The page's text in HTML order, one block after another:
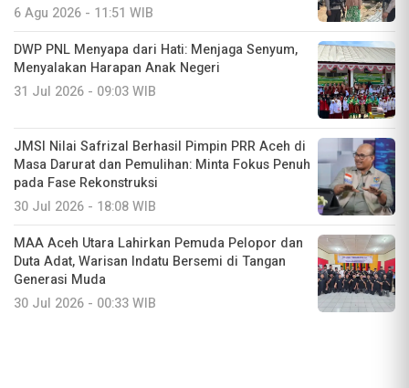
6 Agu 2026 - 11:51 WIB
DWP PNL Menyapa dari Hati: Menjaga Senyum,
Menyalakan Harapan Anak Negeri
31 Jul 2026 - 09:03 WIB
JMSI Nilai Safrizal Berhasil Pimpin PRR Aceh di
Masa Darurat dan Pemulihan: Minta Fokus Penuh
pada Fase Rekonstruksi
30 Jul 2026 - 18:08 WIB
MAA Aceh Utara Lahirkan Pemuda Pelopor dan
Duta Adat, Warisan Indatu Bersemi di Tangan
Generasi Muda
30 Jul 2026 - 00:33 WIB